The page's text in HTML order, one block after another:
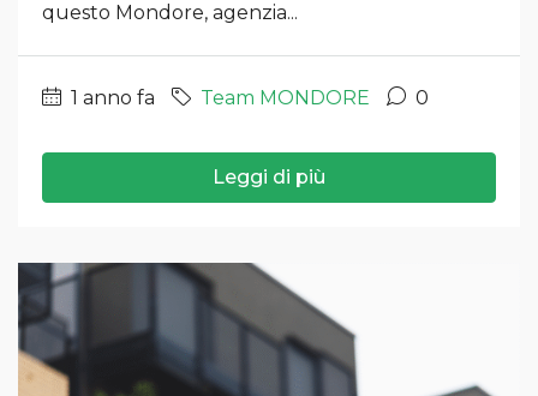
questo Mondore, agenzia...
1 anno fa Team MONDORE 0
Leggi di più